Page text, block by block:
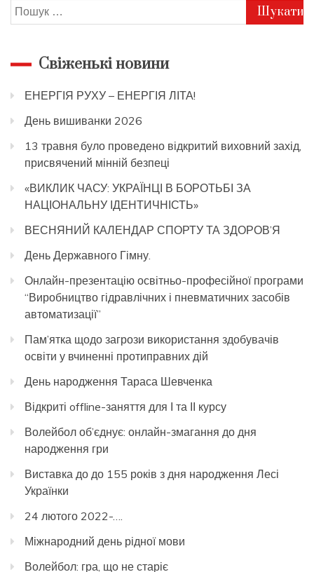
Пошук:
Свіженькі новини
ЕНЕРГІЯ РУХУ – ЕНЕРГІЯ ЛІТА!
День вишиванки 2026
13 травня було проведено відкритий виховний захід,
присвячений мінній безпеці
«ВИКЛИК ЧАСУ: УКРАЇНЦІ В БОРОТЬБІ ЗА
НАЦІОНАЛЬНУ ІДЕНТИЧНІСТЬ»
ВЕСНЯНИЙ КАЛЕНДАР СПОРТУ ТА ЗДОРОВ’Я
День Державного Гімну.
Онлайн-презентацію освітньо-професійної програми
“Виробництво гідравлічних і пневматичних засобів
автоматизації”
Пам’ятка щодо загрози використання здобувачів
освіти у вчиненні протиправних дій
День народження Тараса Шевченка
Відкриті offline-заняття для І та ІІ курсу
Волейбол об’єднує: онлайн-змагання до дня
народження гри
Виставка до до 155 років з дня народження Лесі
Українки
24 лютого 2022-….
Міжнародний день рідної мови
Волейбол: гра, що не старіє